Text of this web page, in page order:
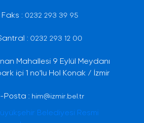
Faks : 0232 293 39 95
: 0232 293 12 00
Mahallesi 9 Eylül Meydanı
içi 1 no'lu Hol Konak / İzmir
Posta : him@izmir.bel.tr